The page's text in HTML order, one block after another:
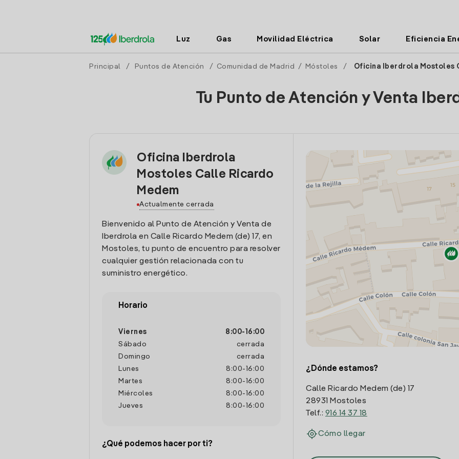
Luz Gas Movilidad Eléctrica Solar Eficiencia
Principal / Puntos de Atención / Comunidad de Madrid / Móstoles / Oficina Iberdrola Mostoles
Tu Punto de Atención y Venta
Oficina Iberdrola
Mostoles Calle Ricardo
Medem
Actualmente cerrada
Bienvenido al Punto de Atención y Venta de
Iberdrola en Calle Ricardo Medem (de) 17, en
Mostoles, tu punto de encuentro para resolver
cualquier gestión relacionada con tu
suministro energético.
Horario
Viernes 8:00- 16:00
Sábado
cerrada
Domingo
cerrada
Lunes
8:00- 16:00
Martes
8:00- 16:00
Miércoles
8:00- 16:00
Jueves
8:00- 16:00
¿Qué podemos hacer por ti?
¿Dónde estamos?
Calle Ricardo Medem (de) 17
28931 Mostoles
Telf.: 916 14 37 18
Cómo llegar